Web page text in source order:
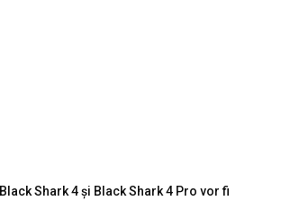
Black Shark 4 și Black Shark 4 Pro vor fi